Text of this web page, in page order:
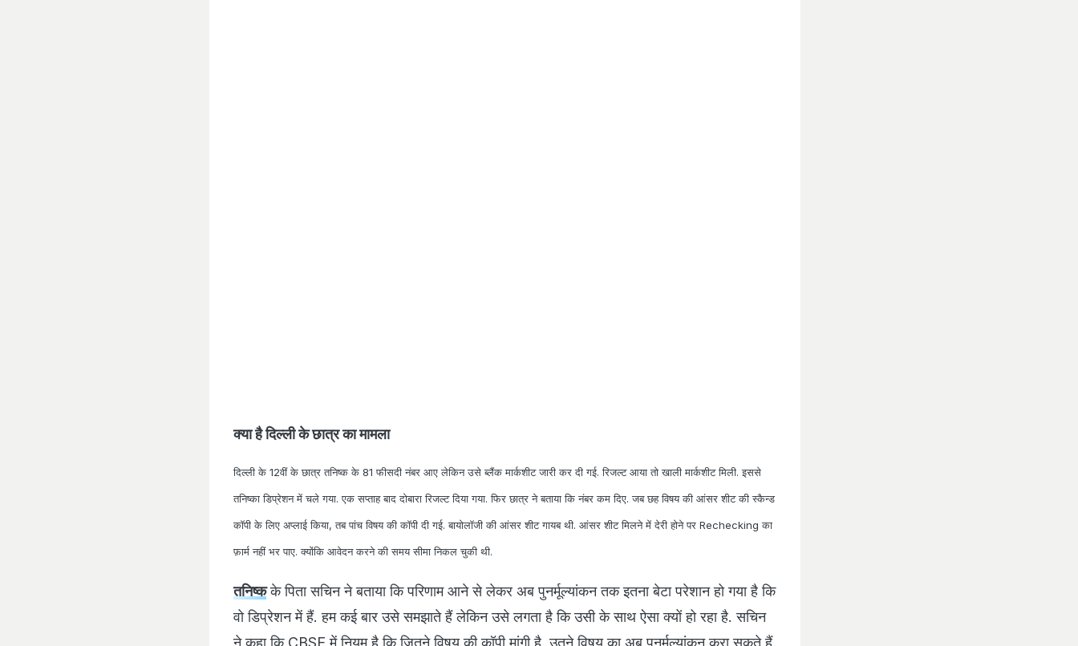
क्या है दिल्ली के छात्र का मामला
दिल्ली के 12वीं के छात्र तनिष्क के 81 फीसदी नंबर आए लेकिन उसे ब्लैंक मार्कशीट जारी कर दी गई. रिजल्ट आया तो खाली मार्कशीट मिली. इससे
तनिष्का डिप्रेशन में चले गया. एक सप्ताह बाद दोबारा रिजल्ट दिया गया. फिर छात्र ने बताया कि नंबर कम दिए. जब छह विषय की आंसर शीट की स्कैन्ड
कॉपी के लिए अप्लाई किया, तब पांच विषय की कॉपी दी गई. बायोलॉजी की आंसर शीट गायब थी. आंसर शीट मिलने में देरी होने पर Rechecking का
फ़ार्म नहीं भर पाए. क्योंकि आवेदन करने की समय सीमा निकल चुकी थी.
तनिष्कके पिता सचिन ने बताया कि परिणाम आने से लेकर अब पुनर्मूल्यांकन तक इतना बेटा परेशान हो गया है कि
वो डिप्रेशन में हैं. हम कई बार उसे समझाते हैं लेकिन उसे लगता है कि उसी के साथ ऐसा क्यों हो रहा है. सचिन
ने कहा कि CBSE में नियम है कि जितने विषय की कॉपी मांगी है, उतने विषय का अब पुनर्मूल्यांकन करा सकते हैं.